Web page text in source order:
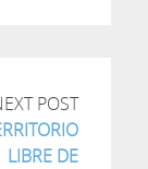
POST
LIBRE DE